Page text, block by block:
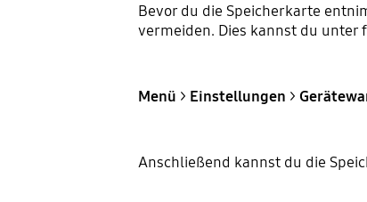
Bevor du die Speicherkarte
vermeiden. Dies kannst du
Menü > Einstellungen >
Anschließend kannst du die